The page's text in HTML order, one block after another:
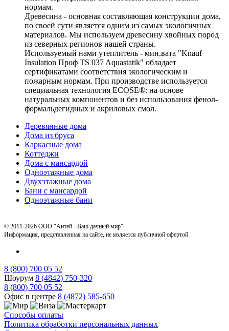
нормам.
Древесина - основная составляющая конструкции дома,
по своей сути является одним из самых экологичных
материалов. Мы используем древесину хвойных пород
из северных регионов нашей страны.
Используемый нами утеплитель - мин.вата "Knauf
Insulation Проф TS 037 Aquastatik" обладает
сертификатами соответствия экологическим и
пожарным нормам. При производстве используется
специальная технология ECOSE®: на основе
натуральных компонентов и без использования фенол-
формальдегидных и акриловых смол.
Деревянные дома
Дома из бруса
Каркасные дома
Коттеджи
Дома с мансардой
Одноэтажные дома
Двухэтажные дома
Бани с мансардой
Одноэтажные бани
© 2011-2026 ООО "Антей - Ваш дачный мир"
Информация, представленная на сайте, не является публичной офертой
8 (800) 700 05 52
Шоурум 8 (4842) 750-320
8 (800) 700 05 52
Офис в центре 8 (4872) 585-650
Способы оплаты
Политика обработки персональных данных